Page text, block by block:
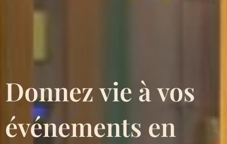
Donnez vie à vos
événements en